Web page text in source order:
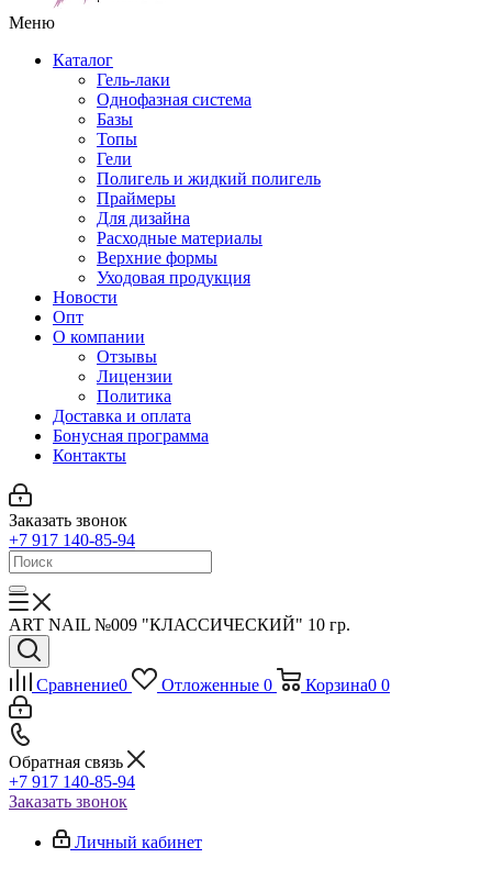
Меню
Каталог
Гель-лаки
Однофазная система
Базы
Топы
Гели
Полигель и жидкий полигель
Праймеры
Для дизайна
Расходные материалы
Верхние формы
Уходовая продукция
Новости
Опт
О компании
Отзывы
Лицензии
Политика
Доставка и оплата
Бонусная программа
Контакты
Заказать звонок
+7 917 140-85-94
ART NAIL №009 "КЛАССИЧЕСКИЙ" 10 гр.
Сравнение0 Отложенные 0 Корзина0 0
Обратная связь
+7 917 140-85-94
Заказать звонок
Личный кабинет